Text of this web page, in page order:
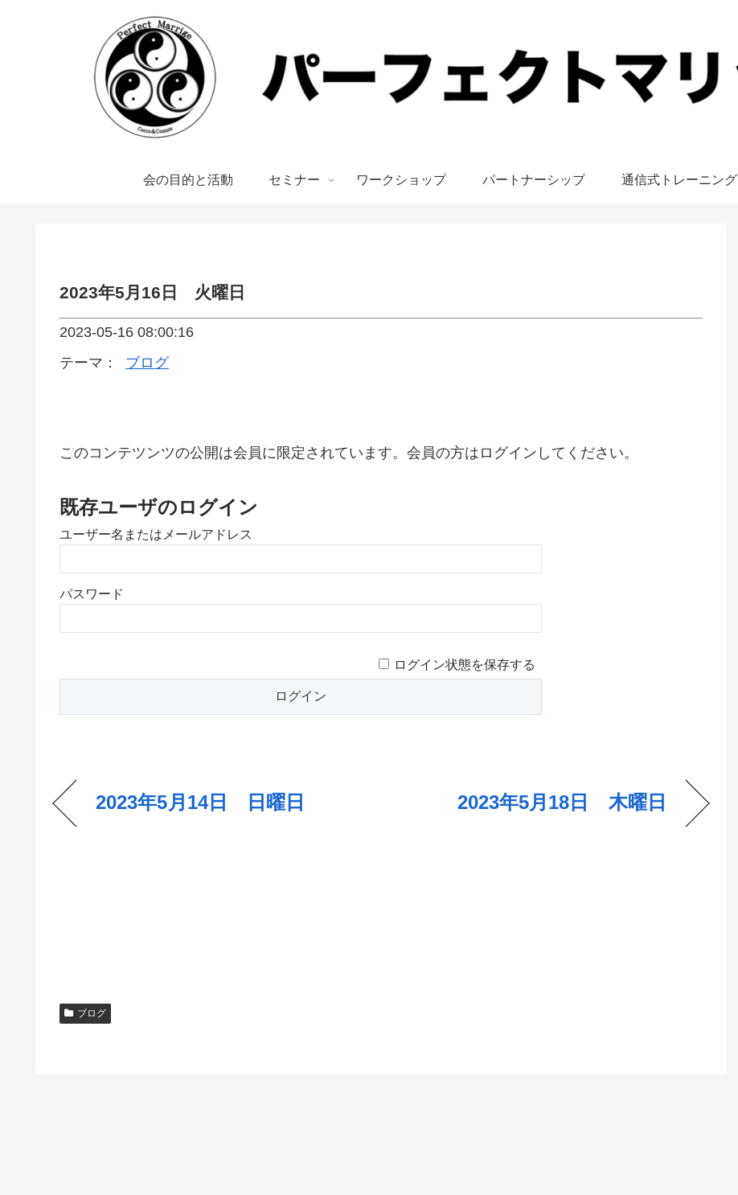
会の目的と活動 セミナー ワークショップ パートナーシップ 通信式トレーニング
2023年5月16日 火曜日
2023-05-16 08:00:16
テーマ：
ブログ
このコンテツンツの公開は会員に限定されています。会員の方はログインしてください。
既存ユーザのログイン
ユーザー名またはメールアドレス
パスワード
ログイン状態を保存する
2023年5月14日 日曜日 2023年5月18日 木曜日
ブログ